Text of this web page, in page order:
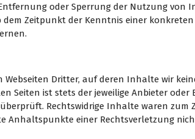
oder Sperrung der Nutzung
Zeitpunkt der Kenntnis einer
Dritter, auf deren Inhalte wir
Seiten ist stets der jeweilige Anbieter
Rechtswidrige Inhalte waren
Anhaltspunkte einer Rechtsverletzung